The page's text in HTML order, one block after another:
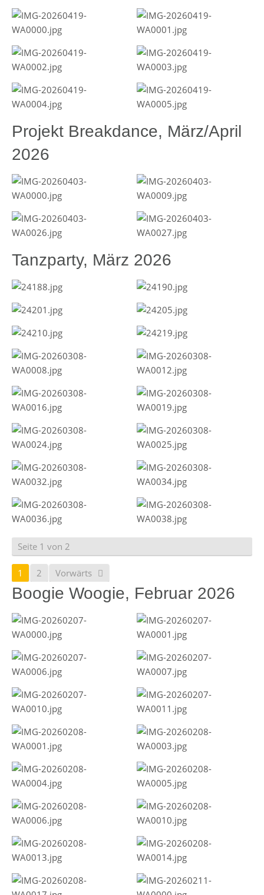
Projekt Breakdance, März/April
2026
Tanzparty, März 2026
Seite 1 von 2
1 2 Vorwärts
Boogie Woogie, Februar 2026